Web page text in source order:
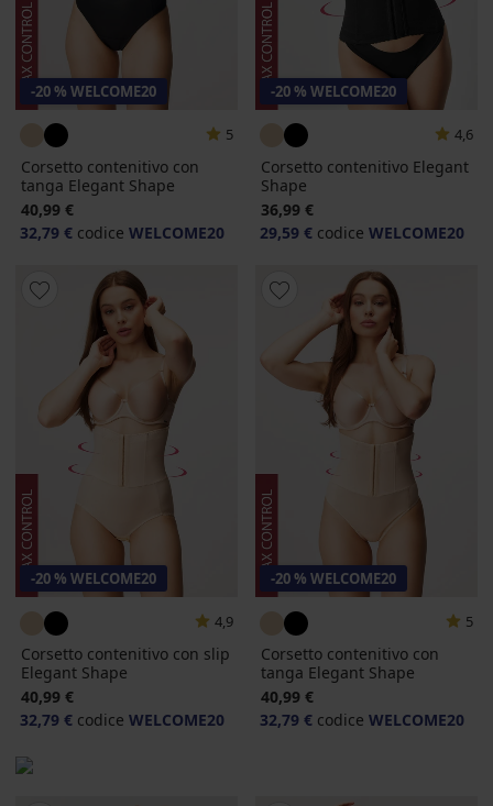
-20 % WELCOME20
5
Corsetto contenitivo con
tanga Elegant Shape
40,99 €
32,79 € codice WELCOME20
-20 % WELCOME20
4,6
Corsetto contenitivo Elegant
Shape
36,99 €
29,59 € codice WELCOME20
-20 % WELCOME20
4,9
Corsetto contenitivo con slip
Elegant Shape
40,99 €
32,79 € codice WELCOME20
-20 % WELCOME20
5
Corsetto contenitivo con
tanga Elegant Shape
40,99 €
32,79 € codice WELCOME20